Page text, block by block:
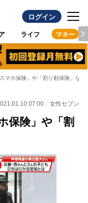
ログイン
ライフ マネー
マホ保険」や「割り勘保険」など
07:00 女性セブン
保険」や「割